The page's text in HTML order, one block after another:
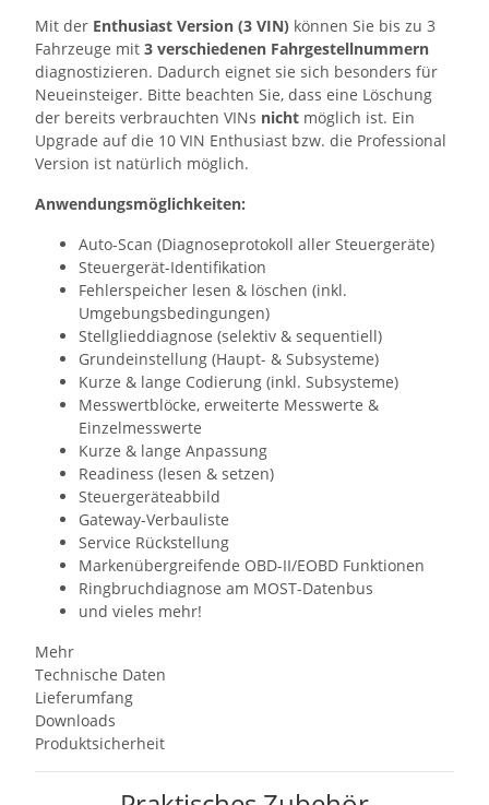
Mit der Enthusiast Version (3 VIN) können Sie bis zu 3
Fahrzeuge mit 3 verschiedenen Fahrgestellnummern
diagnostizieren. Dadurch eignet sie sich besonders für
Neueinsteiger. Bitte beachten Sie, dass eine Löschung
der bereits verbrauchten VINs nicht möglich ist. Ein
Upgrade auf die 10 VIN Enthusiast bzw. die Professional
Version ist natürlich möglich.
Anwendungsmöglichkeiten:
Auto-Scan (Diagnoseprotokoll aller Steuergeräte)
Steuergerät-Identifikation
Fehlerspeicher lesen & löschen (inkl.
Umgebungsbedingungen)
Stellglieddiagnose (selektiv & sequentiell)
Grundeinstellung (Haupt- & Subsysteme)
Kurze & lange Codierung (inkl. Subsysteme)
Messwertblöcke, erweiterte Messwerte &
Einzelmesswerte
Kurze & lange Anpassung
Readiness (lesen & setzen)
Steuergeräteabbild
Gateway-Verbauliste
Service Rückstellung
Markenübergreifende OBD-II/EOBD Funktionen
Ringbruchdiagnose am MOST-Datenbus
und vieles mehr!
Mehr
Technische Daten
Lieferumfang
Downloads
Produktsicherheit